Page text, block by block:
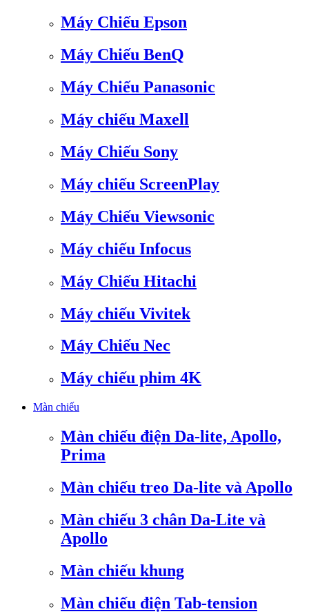
Máy Chiếu Epson
Máy Chiếu BenQ
Máy Chiếu Panasonic
Máy chiếu Maxell
Máy Chiếu Sony
Máy chiếu ScreenPlay
Máy Chiếu Viewsonic
Máy chiếu Infocus
Máy Chiếu Hitachi
Máy chiếu Vivitek
Máy Chiếu Nec
Máy chiếu phim 4K
Màn chiếu
Màn chiếu điện Da-lite, Apollo,
Prima
Màn chiếu treo Da-lite và Apollo
Màn chiếu 3 chân Da-Lite và
Apollo
Màn chiếu khung
Màn chiếu điện Tab-tension